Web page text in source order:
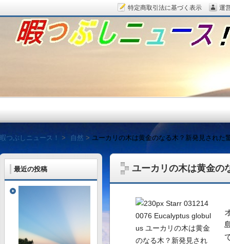
ユーカリの木は黄金の
最近の投稿
暇つぶしニュース！ 自然 ユーカリの木は黄金のなる木？新発見された
暇つぶしニュース！
毎日面白い話題をピッ
特定商取引法に基づく表示 運